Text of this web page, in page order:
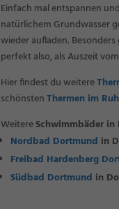
Einfach mal entspannen
natürlichem Grundwasser
wieder aufladen.
perfekt also, als Auszeit
Hier findest du weitere
schönstenThermen im
WeitereSchwimmbäder
Nordbad Dortmund in
Freibad Hardenberg
Südbad Dortmund in